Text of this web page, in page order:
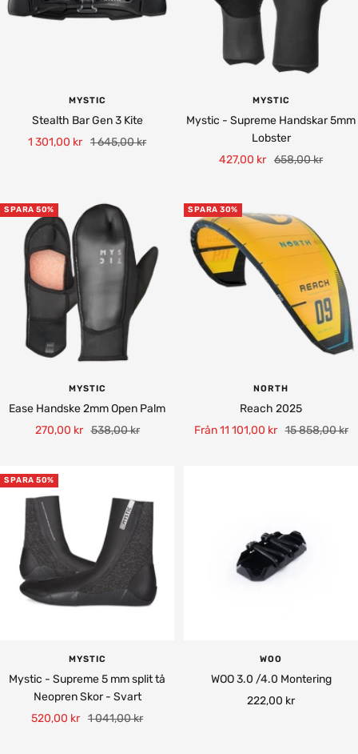
MYSTIC
Stealth Bar Gen 3 Kite
Rea-
1 301,00 kr Pris
1 645,00 kr
MYSTIC
Mystic - Supreme Handskar 5mm
Lobster
Rea-
427,00 kr Pris
658,00 kr
SPARA 50%
MYSTIC
Ease Handske 2mm Open Palm
Rea-
270,00 kr Pris
538,00 kr
SPARA 30%
NORTH
Reach 2025
Rea-
Från 11 101,00 kr Pris
15 858,00 kr
SPARA 50%
MYSTIC
Mystic - Supreme 5 mm split tå
Neopren Skor - Svart
Rea-
520,00 kr Pris
1 041,00 kr
WOO
WOO 3.0 /4.0 Montering
Rea-
222,00 kr